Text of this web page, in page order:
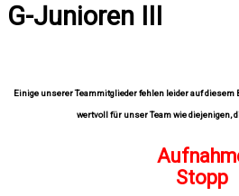
G-Junioren III
Einige unserer Teammitglieder fehlen leider auf diesem
wertvoll für unser Team wie diejenigen,
Stopp